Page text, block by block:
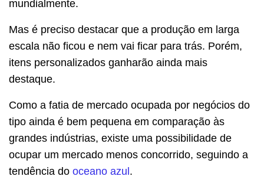
mundialmente.
Mas é preciso destacar que a produção em larga
escala não ficou e nem vai ficar para trás. Porém,
itens personalizados ganharão ainda mais
destaque.
Como a fatia de mercado ocupada por negócios do
tipo ainda é bem pequena em comparação às
grandes indústrias, existe uma possibilidade de
ocupar um mercado menos concorrido, seguindo a
tendência do oceano azul .